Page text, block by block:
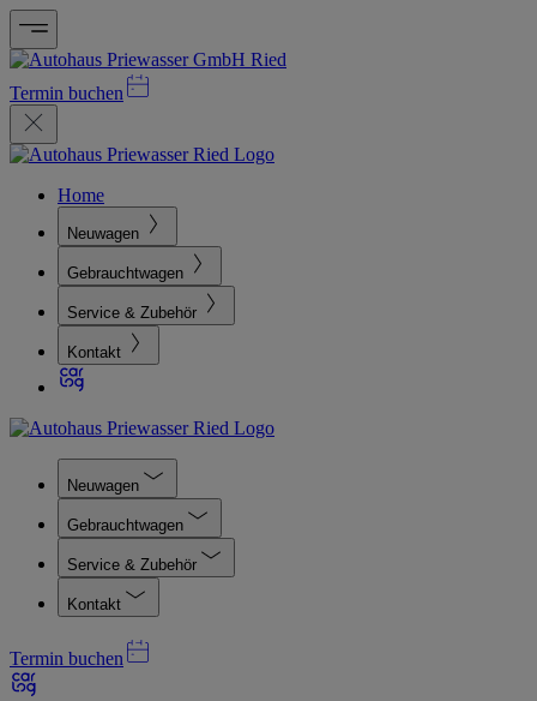
Termin buchen
Home
Neuwagen
Gebrauchtwagen
Service & Zubehör
Kontakt
Neuwagen
Gebrauchtwagen
Service & Zubehör
Kontakt
Termin buchen